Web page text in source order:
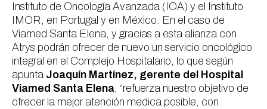
Instituto de Oncología Avanzada (IOA) y el Instituto
IMOR, en Portugal y en México. En el caso de
Viamed Santa Elena, y gracias a esta alianza con
Atrys podrán ofrecer de nuevo un servicio oncológico
integral en el Complejo Hospitalario, lo que según
apunta Joaquín Martínez, gerente del Hospital
Viamed Santa Elena, “refuerza nuestro objetivo de
ofrecer la mejor atención medica posible, con